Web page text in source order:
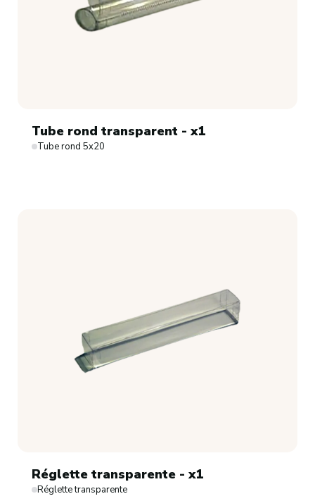
Tube rond transparent - x1
Tube rond 5x20
Réglette transparente - x1
Réglette transparente